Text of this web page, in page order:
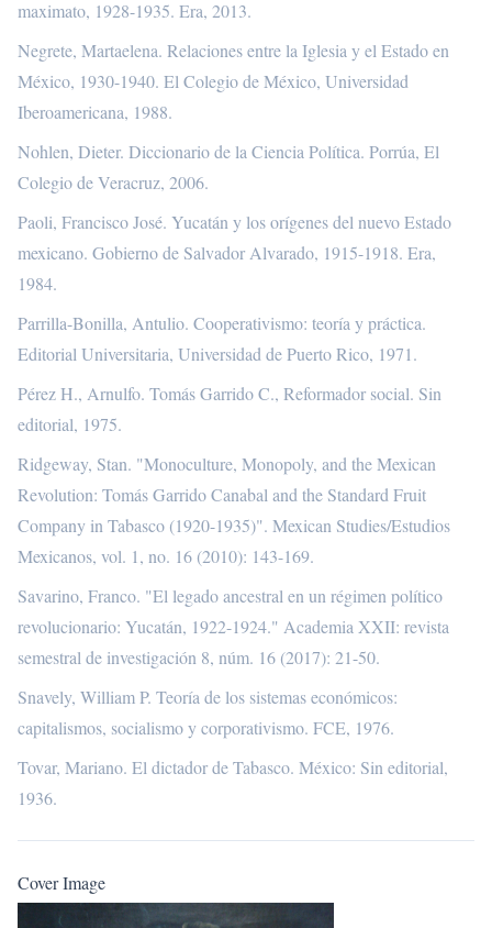
maximato, 1928-1935. Era, 2013.
Negrete, Martaelena. Relaciones entre la Iglesia y el Estado en
México, 1930-1940. El Colegio de México, Universidad
Iberoamericana, 1988.
Nohlen, Dieter. Diccionario de la Ciencia Política. Porrúa, El
Colegio de Veracruz, 2006.
Paoli, Francisco José. Yucatán y los orígenes del nuevo Estado
mexicano. Gobierno de Salvador Alvarado, 1915-1918. Era,
1984.
Parrilla-Bonilla, Antulio. Cooperativismo: teoría y práctica.
Editorial Universitaria, Universidad de Puerto Rico, 1971.
Pérez H., Arnulfo. Tomás Garrido C., Reformador social. Sin
editorial, 1975.
Ridgeway, Stan. "Monoculture, Monopoly, and the Mexican
Revolution: Tomás Garrido Canabal and the Standard Fruit
Company in Tabasco (1920-1935)". Mexican Studies/Estudios
Mexicanos, vol. 1, no. 16 (2010): 143-169.
Savarino, Franco. "El legado ancestral en un régimen político
revolucionario: Yucatán, 1922-1924." Academia XXII: revista
semestral de investigación 8, núm. 16 (2017): 21-50.
Snavely, William P. Teoría de los sistemas económicos:
capitalismos, socialismo y corporativismo. FCE, 1976.
Tovar, Mariano. El dictador de Tabasco. México: Sin editorial,
1936.
Cover Image